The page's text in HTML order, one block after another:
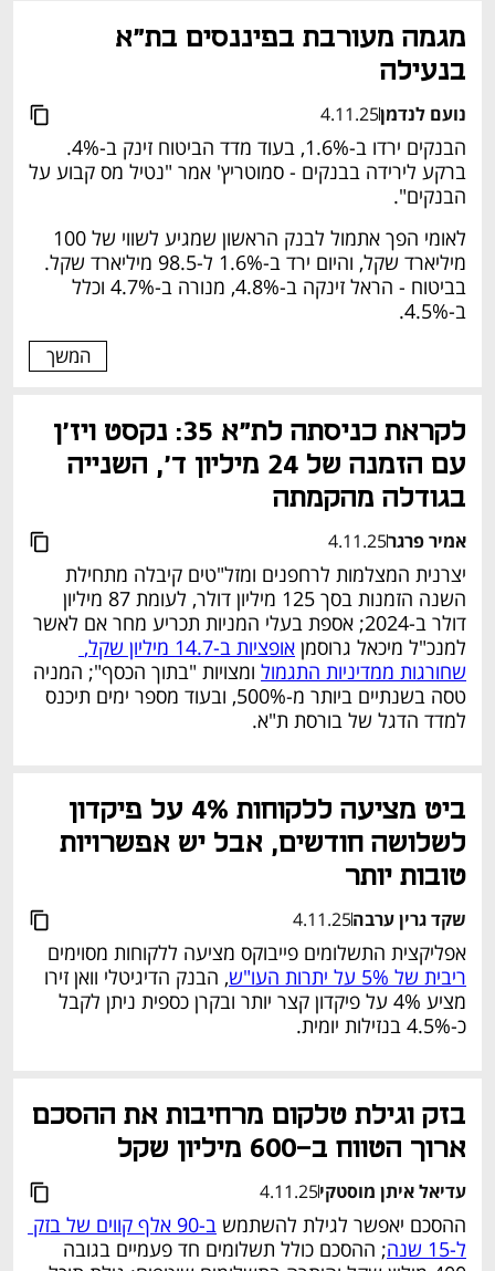
בנעילה
נועם לנדמן4.11.25
ברקע לירידה בבנקים - סמוטריץ' אמר "נטיל מס קבוע על
הבנקים".
בביטוח - הראל זינקה ב-4.8%, מנורה ב-4.7% וכלל
ב-4.5%.
המשך
עם הזמנה של 24 מיליון ד', השנייה
בגודלה מהקמתה
אמיר פרגר4.11.25
יצרנית המצלמות לרחפנים ומזל"טים קיבלה מתחילת
השנה הזמנות בסך 125 מיליון דולר, לעומת 87 מיליון
דולר ב-2024; אספת בעלי המניות תכריע מחר אם לאשר
למנכ"ל מיכאל גרוסמן
שחורגות ממדיניות התגמול
טסה בשנתיים ביותר מ-500%, ובעוד מספר ימים תיכנס
למדד הדגל של בורסת ת"א.
לשלושה חודשים, אבל יש אפשרויות
טובות יותר
שקד גרין ערבה4.11.25
אפליקצית התשלומים פייבוקס מציעה ללקוחות מסוימים
ריבית של 5% על יתרות העו"ש
מציע 4% על פיקדון קצר יותר ובקרן כספית ניתן לקבל
כ-4.5% בנזילות יומית.
ארוך הטווח ב-600 מיליון שקל
עדיאל איתן מוסטקי4.11.25
ההסכם יאפשר לגילת להשתמש
ל-15 שנה